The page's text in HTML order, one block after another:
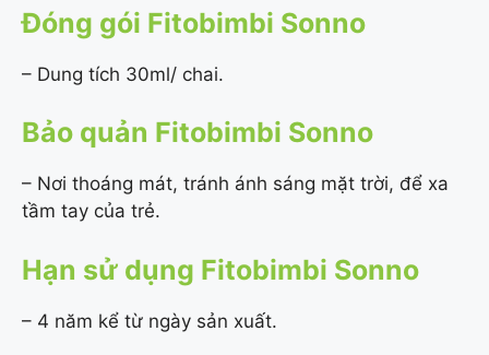
Đóng gói Fitobimbi Sonno
– Dung tích 30ml/ chai.
Bảo quản Fitobimbi Sonno
– Nơi thoáng mát, tránh ánh sáng mặt trời, để xa
tầm tay của trẻ.
Hạn sử dụng Fitobimbi Sonno
– 4 năm kể từ ngày sản xuất.